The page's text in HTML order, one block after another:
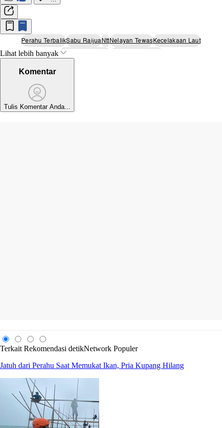
Perahu TerbalikSabu RaijuaNttNelayan TewasKecelakaan Laut
Pencarian Korban
Lihat lebih banyak
Komentar
Tulis Komentar Anda...
Terkait Rekomendasi detikNetwork Populer
Jatuh dari Perahu Saat Memukat Ikan, Pria Kupang Hilang